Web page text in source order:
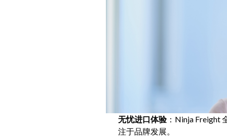
无忧进口体验：Ninja Freight
注于品牌发展。